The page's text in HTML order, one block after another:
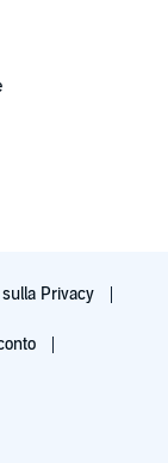
Privacy